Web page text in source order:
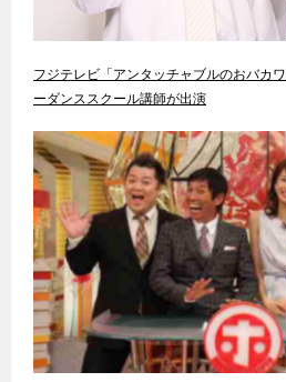
フジテレビ「アンタッチャブルのおバカ
ーダンススクール講師が出演